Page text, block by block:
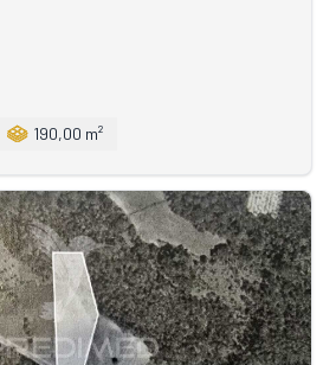
190,00 m²